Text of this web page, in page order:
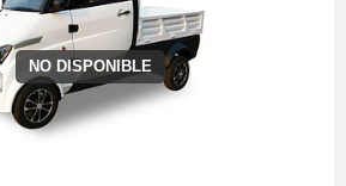
NO DISPONIBLE